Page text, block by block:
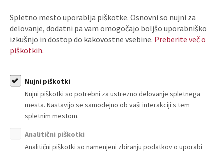
Zaposlitev
Politika zasebnosti
Kodeks za zmanjšanje prodaje plastičnih nosilnih vrečk
Članstvo
Zakaj postati član?
Lestvica za določitev članarine
Ponudba in povpraševanje
Partnerski programi
Spletno mesto uporablja piškotke. Osnovni so nujni za
delovanje, dodatni pa vam omogočajo boljšo uporabniško
izkušnjo in dostop do kakovostne vsebine. Preberite več o
piškotkih.
Nujni piškotki
Nujni piškotki so potrebni za ustrezno delovanje spletnega
mesta. Nastavijo se samodejno ob vaši interakciji s tem
spletnim mestom.
Analitični piškotki
Analitični piškotki so namenjeni zbiranju podatkov o uporabi